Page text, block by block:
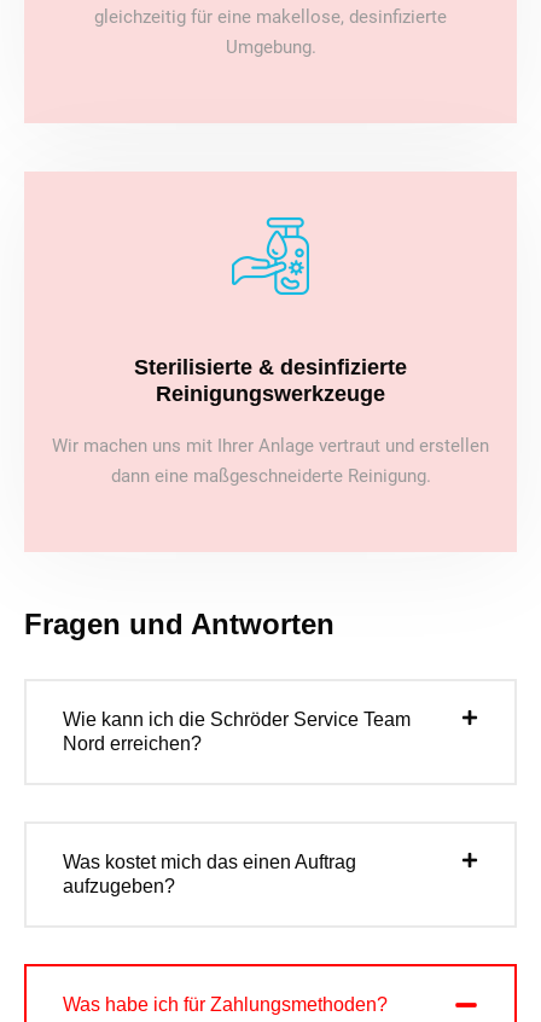
gleichzeitig für eine makellose, desinfizierte
Umgebung.
Sterilisierte & desinfizierte
Reinigungswerkzeuge
Wir machen uns mit Ihrer Anlage vertraut und erstellen
dann eine maßgeschneiderte Reinigung.
Fragen und Antworten
Wie kann ich die Schröder Service Team
Nord erreichen?
Was kostet mich das einen Auftrag
aufzugeben?
Was habe ich für Zahlungsmethoden?